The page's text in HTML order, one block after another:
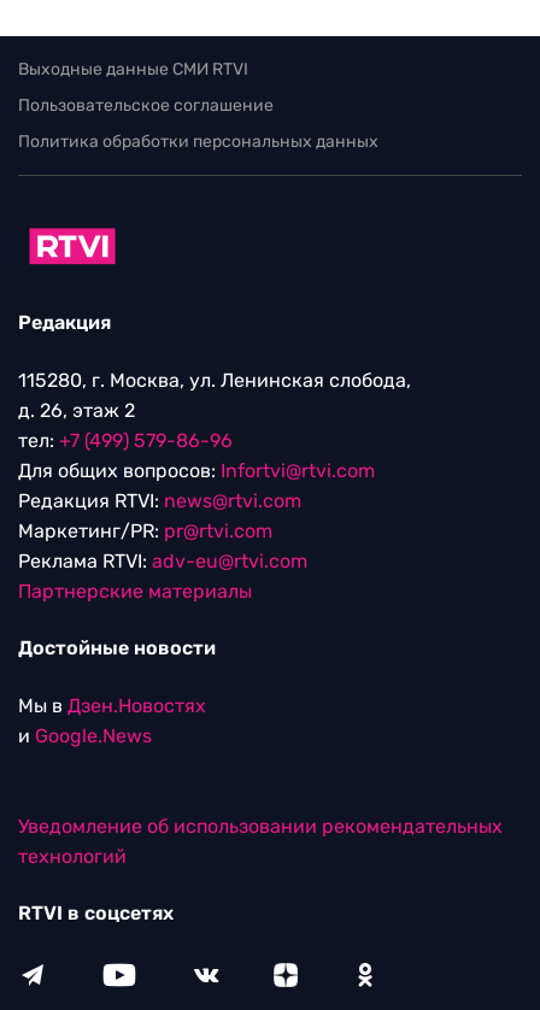
Выходные данные СМИ RTVI
Пользовательское соглашение
Политика обработки персональных данных
Редакция
115280, г. Москва, ул. Ленинская слобода,
д. 26, этаж 2
тел: +7 (499) 579-86-96
Для общих вопросов: Infortvi@rtvi.com
Редакция RTVI: news@rtvi.com
Маркетинг/PR: pr@rtvi.com
Реклама RTVI: adv-eu@rtvi.com
Партнерские материалы
Достойные новости
Мы в Дзен.Новостях
и Google.News
Уведомление об использовании рекомендательных
технологий
RTVI в соцсетях